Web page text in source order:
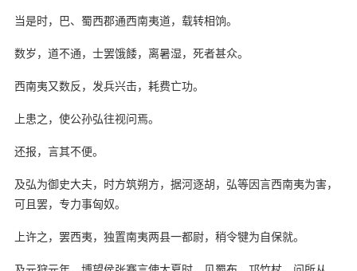
当是时，巴、蜀西郡通西南夷道，载转相饷。
数岁，道不通，士罢饿餧，离暑湿，死者甚众。
西南夷又数反，发兵兴击，耗费亡功。
上患之，使公孙弘往视问焉。
还报，言其不便。
及弘为御史大夫，时方筑朔方，据河逐胡，弘等因言西南夷为害，
可且罢，专力事匈奴。
上许之，罢西夷，独置南夷两县一都尉，稍令犍为自保就。